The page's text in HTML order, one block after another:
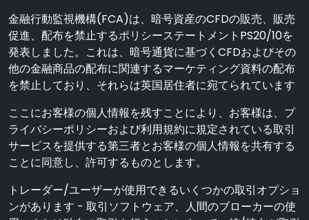
金融行動監視機構(FCA)は、暗号資産のCFDの販売、販売
促進、配布を禁止するポリシーステートメントPS20/10を
発表しました。これは、暗号通貨に基づくCFDおよびその
他の金融商品の配布に関連するマーケティング資料の配布
を禁止しており、それらは英国居住者に宛てられています
ここにお客様の個人情報を残すことにより、お客様は、プ
ライバシーポリシーおよび利用規約に規定されている取引
サービスを提供する第三者とお客様の個人情報を共有する
ことに同意し、許可するものとします。
トレーダー/ユーザーが使用できるいくつかの取引オプショ
ンがあります - 取引ソフトウェア、人間のブローカーの使